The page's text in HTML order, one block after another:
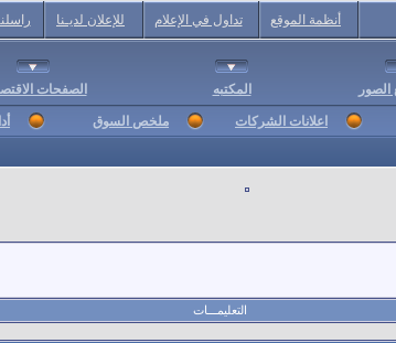
أنظمة الموقع تداول في الإعلام للإعلان لديـنا
المكتبه الصفحات
اعلانات الشركات ملخص السوق
التعليمـــات